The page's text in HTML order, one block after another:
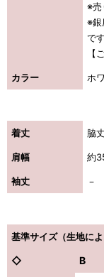
※売
※銀
です
【
カラー ホ
着丈 脇
肩幅 約
袖丈 －
基準サイズ（生地に
◇ B